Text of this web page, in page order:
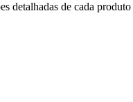
de cada